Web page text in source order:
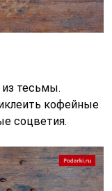
из тесьмы.
кофейные
соцветия.